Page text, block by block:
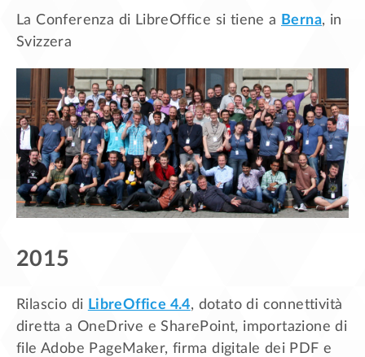
La Conferenza di LibreOffice si tiene a Berna, in
Svizzera
2015
Rilascio di LibreOffice 4.4, dotato di connettività
diretta a OneDrive e SharePoint, importazione di
file Adobe PageMaker, firma digitale dei PDF e